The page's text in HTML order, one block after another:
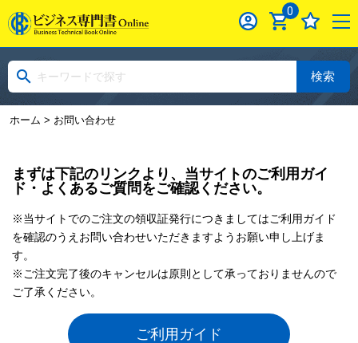
0
検索
ホーム > お問い合わせ
まずは下記のリンクより、当サイトのご利用ガイ
ド・よくあるご質問をご確認ください。
※当サイトでのご注文の領収証発行につきましてはご利用ガイド
を確認のうえお問い合わせいただきますようお願い申し上げま
す。
※ご注文完了後のキャンセルは原則として承っておりませんので
ご了承ください。
ご利用ガイド